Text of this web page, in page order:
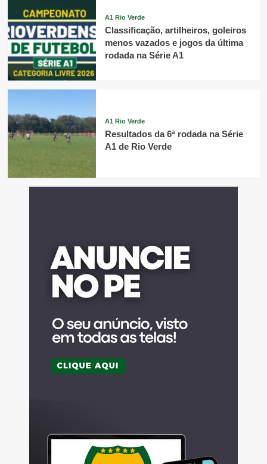
A1 Rio Verde
Classificação, artilheiros, goleiros
menos vazados e jogos da última
rodada na Série A1
A1 Rio Verde
Resultados da 6ª rodada na Série
A1 de Rio Verde